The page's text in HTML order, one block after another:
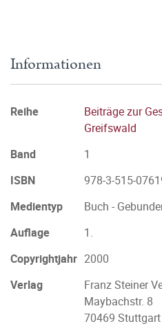
Informationen
Reihe
Beiträge zur
Greifswald
Band
1
ISBN
978-3-515-
Medientyp
Buch -
Auflage
1.
Copyrightjahr 2000
Verlag
Franz Steiner
Maybachstr. 8
70469 Stuttgart